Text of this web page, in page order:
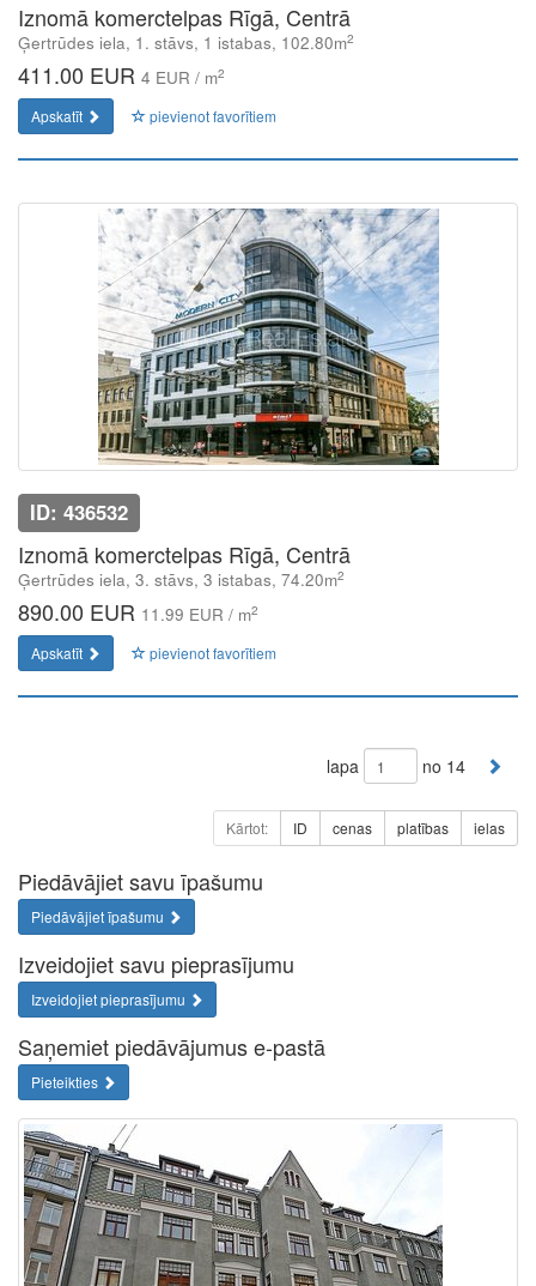
Iznomā komerctelpas Rīgā, Centrā
Ģertrūdes iela, 1. stāvs, 1 istabas, 102.80m2
411.00 EUR 4 EUR / m2
Apskatīt pievienot favorītiem
ID: 436532
Iznomā komerctelpas Rīgā, Centrā
Ģertrūdes iela, 3. stāvs, 3 istabas, 74.20m2
890.00 EUR 11.99 EUR / m2
Apskatīt pievienot favorītiem
lapa no 14
Kārtot: ID cenas platības ielas
Piedāvājiet savu īpašumu
Piedāvājiet īpašumu
Izveidojiet savu pieprasījumu
Izveidojiet pieprasījumu
Saņemiet piedāvājumus e-pastā
Pieteikties